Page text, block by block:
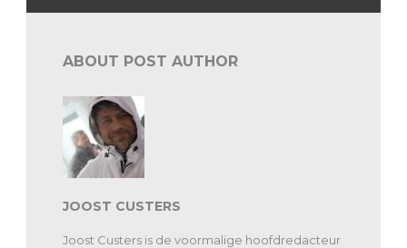
ABOUT POST AUTHOR
JOOST CUSTERS
Joost Custers is de voormalige hoofdredacteur